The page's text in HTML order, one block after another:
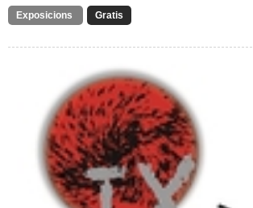
Exposicions Gratis